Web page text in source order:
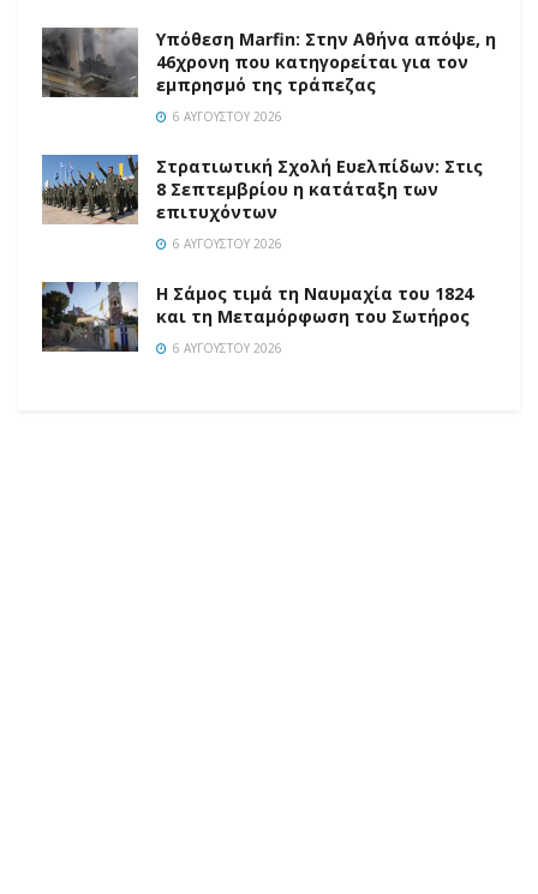
Υπόθεση Marfin: Στην Αθήνα απόψε, η
46χρονη που κατηγορείται για τον
εμπρησμό της τράπεζας
6 ΑΥΓΟΎΣΤΟΥ 2026
Στρατιωτική Σχολή Ευελπίδων: Στις
8 Σεπτεμβρίου η κατάταξη των
επιτυχόντων
6 ΑΥΓΟΎΣΤΟΥ 2026
Η Σάμος τιμά τη Ναυμαχία του 1824
και τη Μεταμόρφωση του Σωτήρος
6 ΑΥΓΟΎΣΤΟΥ 2026